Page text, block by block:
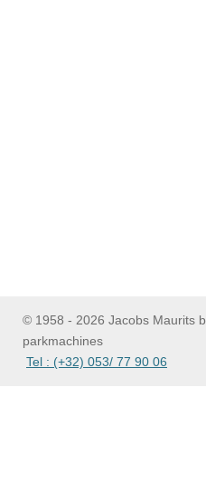
© 1958 - 2026 Jacobs Maurits
Tel : (+32) 053/ 77 90 06